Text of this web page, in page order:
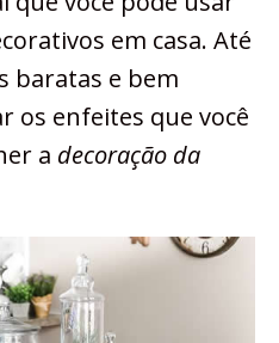
em casa. Até
baratas e bem
os enfeites que você
a decoração da